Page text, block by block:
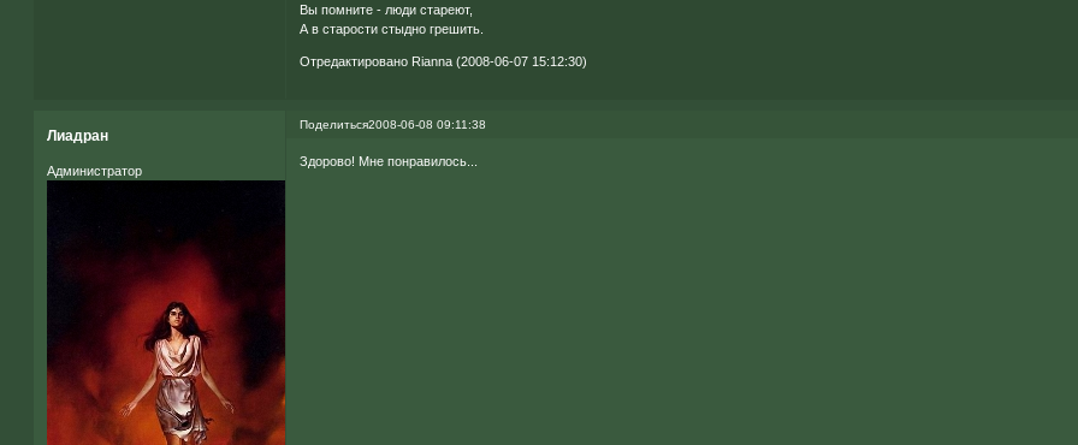
Вы помните - люди стареют,
А в старости стыдно грешить.
Отредактировано Rianna (2008-06-07 15:12:30)
Поделиться2008-06-08 09:11:38
Лиадран
Администратор
Здорово! Мне понравилось...